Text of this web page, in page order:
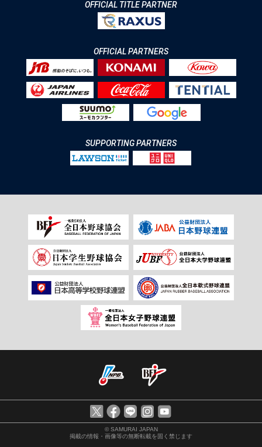
OFFICIAL TITLE PARTNER
OFFICIAL PARTNERS
SUPPORTING PARTNERS
© SAMURAI JAPAN
掲載の情報・画像等の無断転載を固く禁じます